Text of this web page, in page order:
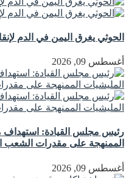
الحوثي يغرق اليمن في الدم
أغسطس 09, 2026
رئيس مجلس القيادة: استهداف
الممنهجة على مقدرات الشعب
أغسطس 09, 2026